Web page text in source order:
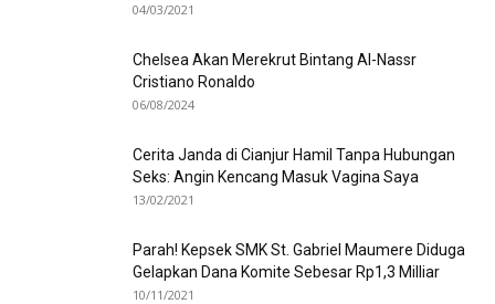
04/03/2021
Chelsea Akan Merekrut Bintang Al-Nassr
Cristiano Ronaldo
06/08/2024
Cerita Janda di Cianjur Hamil Tanpa Hubungan
Seks: Angin Kencang Masuk Vagina Saya
13/02/2021
Parah! Kepsek SMK St. Gabriel Maumere Diduga
Gelapkan Dana Komite Sebesar Rp1,3 Milliar
10/11/2021